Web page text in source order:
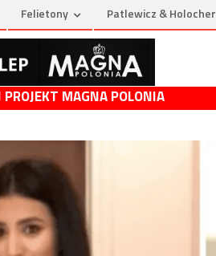
Felietony Patlewicz & Holocher
PROJEKT MAGNA POLONIA